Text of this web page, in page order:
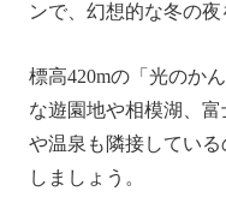
ンで、幻想的な冬の夜
標高420mの「光のか
な遊園地や相模湖、
や温泉も隣接してい
しましょう。